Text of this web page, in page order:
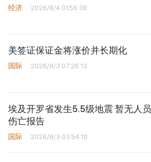
经济 2026/8/4 01:56:38
美签证保证金将涨价并长期化
国际 2026/8/3 07:26:13
埃及开罗省发生5.5级地震 暂无人员
伤亡报告
国际 2026/8/3 03:54:10